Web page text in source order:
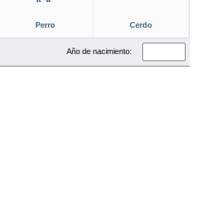
Perro Cerdo
Año de nacimiento: